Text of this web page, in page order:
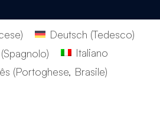
) Deutsch (Tedesco)
(Spagnolo)
Italiano
(Portoghese, Brasile)